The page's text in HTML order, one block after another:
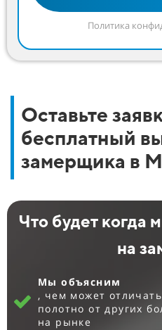
Политика
Оставьте
бесплатный
замерщика в
Что будет когда
на
Мы объясним
, чем может
полотно от других
на рынке